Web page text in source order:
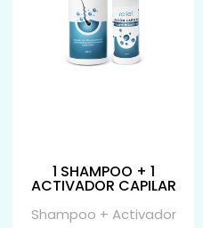
1 SHAMPOO + 1
ACTIVADOR CAPILAR
Shampoo + Activador